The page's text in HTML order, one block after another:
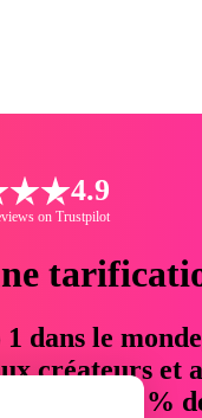
4.9
on Trustpilot
dans le
créateurs et
76 %